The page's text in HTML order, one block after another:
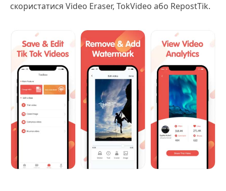
скористатися Video Eraser, TokVideo або RepostTik.